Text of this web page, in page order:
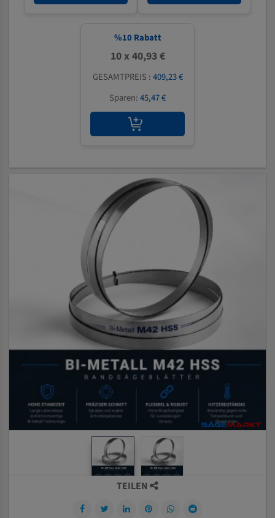
%10 Rabatt
10 x 40,93 €
GESAMTPREIS :409,23 €
Sparen:45,47 €
TEILEN